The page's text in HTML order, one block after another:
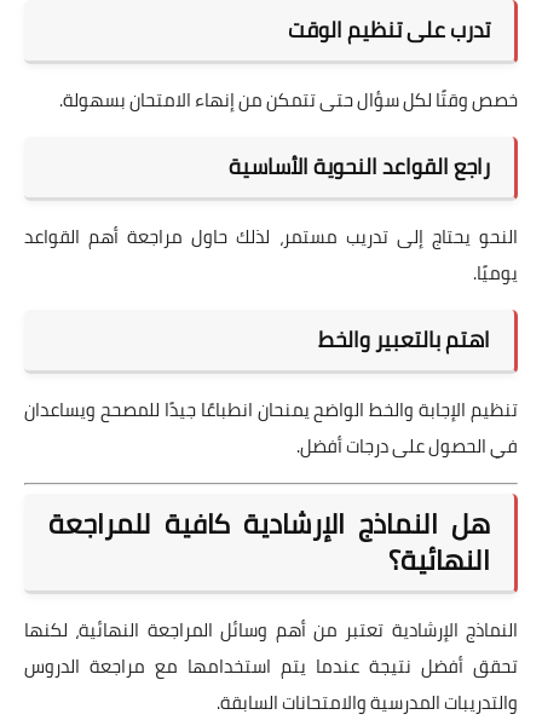
تدرب على تنظيم الوقت
خصص وقتًا لكل سؤال حتى تتمكن من إنهاء الامتحان بسهولة.
راجع القواعد النحوية الأساسية
النحو يحتاج إلى تدريب مستمر، لذلك حاول مراجعة أهم القواعد
يوميًا.
اهتم بالتعبير والخط
تنظيم الإجابة والخط الواضح يمنحان انطباعًا جيدًا للمصحح ويساعدان
في الحصول على درجات أفضل.
هل النماذج الإرشادية كافية للمراجعة
النهائية؟
النماذج الإرشادية تعتبر من أهم وسائل المراجعة النهائية، لكنها
تحقق أفضل نتيجة عندما يتم استخدامها مع مراجعة الدروس
والتدريبات المدرسية والامتحانات السابقة.